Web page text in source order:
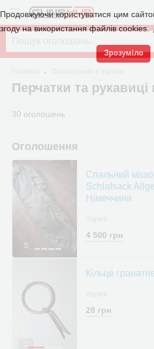
Продовжуючи користуватися цим
згоду на використання файлів cookies.
Зрозуміло
Перчатки та рукавиці
30 оголошень
Оголошення
5
Спальний
Schlafsack
Німеччини
4 500 грн
Кільце
28 грн